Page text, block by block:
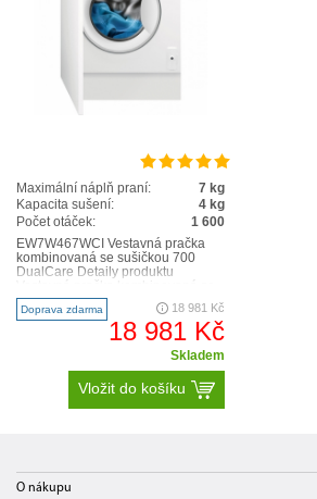
Maximální náplň praní:
7 kg
Kapacita sušení:
4 kg
Počet otáček:
1 600
EW7W467WCI Vestavná pračka
kombinovaná se sušičkou 700
DualCare Detaily produktu
sušičkou Electrolux PerfectCare..
Doprava zdarma 18 981 Kč
18 981 Kč
Skladem
Vložit do košíku
O nákupu